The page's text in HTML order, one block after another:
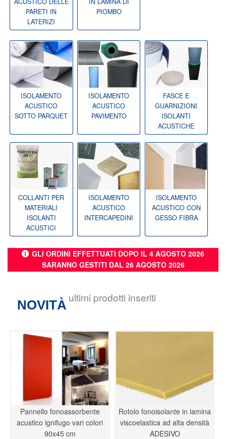
PARETI IN
LATERIZI
PIOMBO
ISOLAMENTO
ACUSTICO
SOTTO PARQUET
ISOLAMENTO
ACUSTICO
PAVIMENTO
FASCE E
GUARNIZIONI
ISOLANTI
ACUSTICHE
COLLANTI PER
MATERIALI
ISOLANTI
ACUSTICI
ISOLAMENTO
ACUSTICO
INTERCAPEDINI
ISOLAMENTO
ACUSTICO CON
GESSO FIBRA
GLI ORDINI EFFETTUATI DOPO IL 4 AGOSTO 2026
SARANNO GESTITI DAL 26 AGOSTO 2026
NOVITÀ
ultimi prodotti inseriti
Pannello fonoassorbente
acustico ignifugo vari colori
90x45 cm
Rotolo fonoisolante in lamina
viscoelastica ad alta densità
ADESIVO